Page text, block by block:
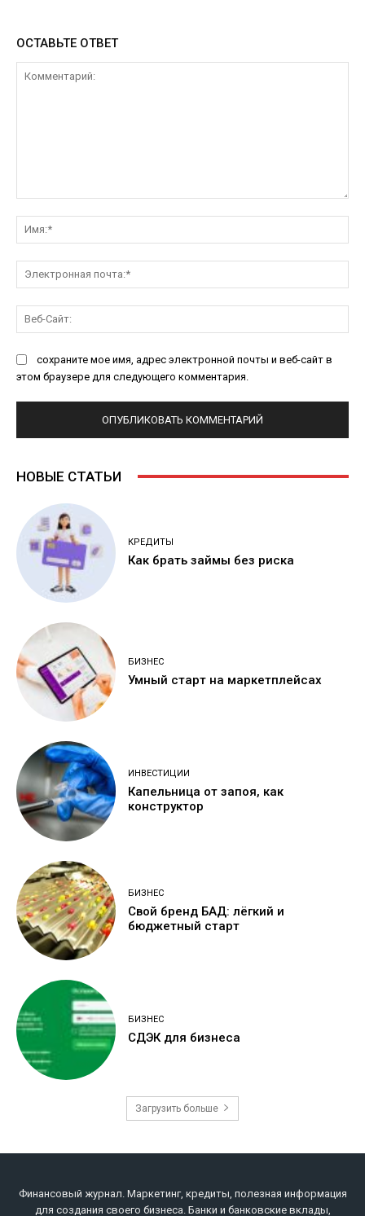
ОСТАВЬТЕ ОТВЕТ
сохраните мое имя, адрес электронной почты и веб-сайт в
этом браузере для следующего комментария.
НОВЫЕ СТАТЬИ
КРЕДИТЫ
Как брать займы без риска
БИЗНЕС
Умный старт на маркетплейсах
ИНВЕСТИЦИИ
Капельница от запоя, как
конструктор
БИЗНЕС
Свой бренд БАД: лёгкий и
бюджетный старт
БИЗНЕС
СДЭК для бизнеса
Загрузить больше
Финансовый журнал. Маркетинг, кредиты, полезная информация
для создания своего бизнеса. Банки и банковские вклады,